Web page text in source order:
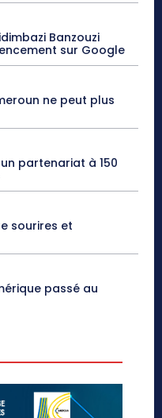
Banzouzi
sur Google
ne peut plus
partenariat à 150
sourires et
passé au